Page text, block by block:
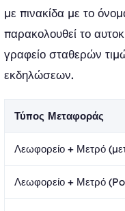
με πινακίδα με το
παρακολουθεί το
γραφείο σταθερών
εκδηλώσεων.
Τύπος Μεταφοράς
Λεωφορείο + Μετρό
Λεωφορείο + Μετρό